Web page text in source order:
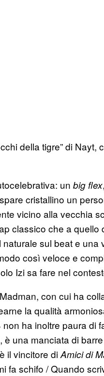
della tigre” di Nayt,
un big flex
cristallino un
vicino alla vecchia
classico che a
sul beat e una
così veloce e
Izi sa fare nel
con cui ha
la qualità
ha inoltre paura di
una manciata di
il vincitore diAmici di
fa schifo / Quando